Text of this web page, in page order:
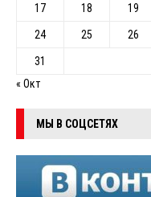
17 18 19
24 25 26
31
« Окт
МЫ В СОЦСЕТЯХ